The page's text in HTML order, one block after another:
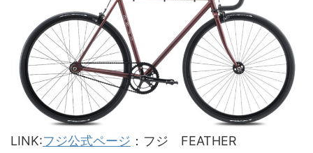
LINK:フジ公式ページ ：フジ FEATHER